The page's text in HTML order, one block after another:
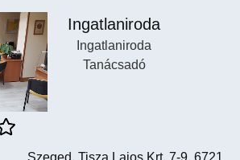
Ingatlaniroda
Ingatlaniroda
Tanácsadó
Szeged, Tisza Lajos Krt. 7-9, 6721